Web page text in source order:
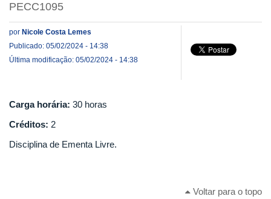
PECC1095
por Nicole Costa Lemes
Publicado: 05/02/2024 - 14:38
Última modificação: 05/02/2024 - 14:38
Carga horária: 30 horas
Créditos: 2
Disciplina de Ementa Livre.
Voltar para o topo